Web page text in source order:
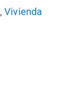
, Vivienda